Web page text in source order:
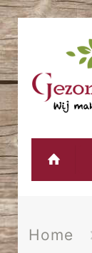
Home